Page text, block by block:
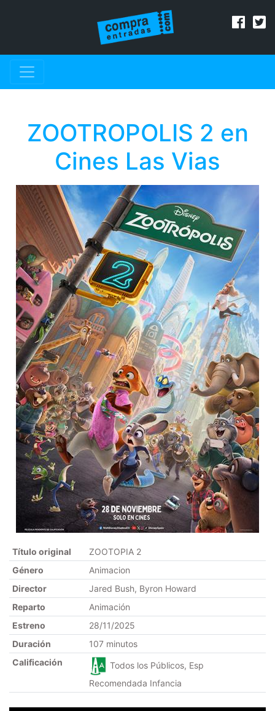
ZOOTROPOLIS 2 en
Cines Las Vias
Título original
ZOOTOPIA 2
Género
Animacion
Director
Jared Bush, Byron Howard
Reparto
Animación
Estreno
28/11/2025
Duración
107 minutos
Calificación
Todos los Públicos, Esp
Recomendada Infancia